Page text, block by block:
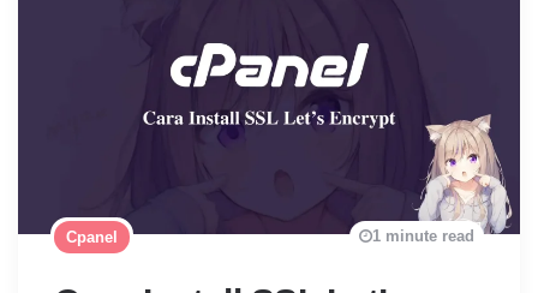
Cpanel 1 minute read